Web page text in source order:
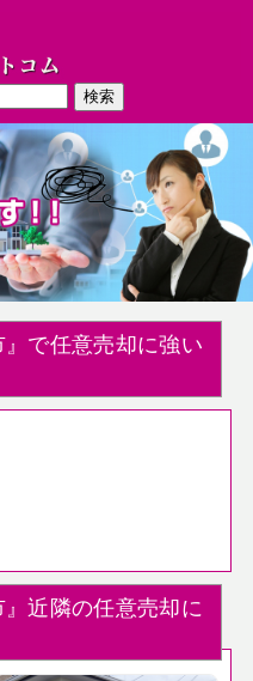
で任意売却に強い
近隣の任意売却に